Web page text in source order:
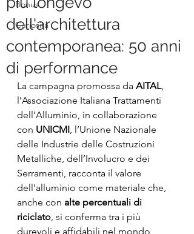
Bonus
Curiosità
dell'architettura
contemporanea: 50 anni
di performance
La campagna promossa da AITAL,
l’Associazione Italiana Trattamenti
dell’Alluminio, in collaborazione
con UNICMI, l’Unione Nazionale
delle Industrie delle Costruzioni
Metalliche, dell’Involucro e dei
Serramenti, racconta il valore
dell’alluminio come materiale che,
anche con alte percentuali di
riciclato, si conferma tra i più
durevoli e affidabili nel mondo